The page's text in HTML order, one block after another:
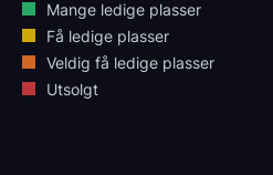
Mange ledige plasser
Få ledige plasser
Veldig få ledige plasser
Utsolgt